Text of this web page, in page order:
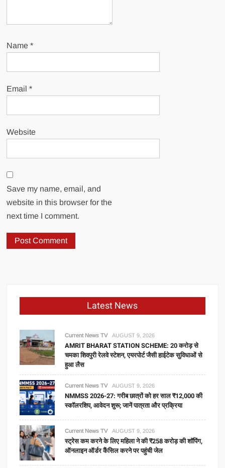
Name*
Email*
Website
Save my name, email, and
website in this browser for the
next time I comment.
Latest News
Current News TV AUGUST 9, 2026
AMRIT BHARAT STATION SCHEME: 20 करोड़ से
चमका शिवपुरी रेलवे स्टेशन, एयरपोर्ट जैसी हाईटेक सुविधाओं से
हुआ लैस
Current News TV AUGUST 9, 2026
NMMSS 2026-27: गरीब छात्रों को हर साल ₹12,000 की
स्कॉलरशिप, आवेदन शुरू; जानें पात्रता और प्रक्रिया
Current News TV AUGUST 9, 2026
स्ट्रेस कम करने के लिए महिला ने की ₹258 करोड़ की शॉपिंग,
ऑनलाइन ऑर्डर कैंसिल करने पर पहुंची जेल